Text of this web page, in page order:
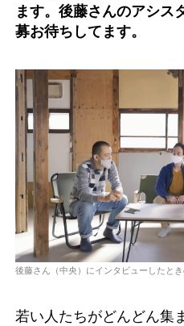
ます。後藤さんのアシス
募お待ちしてます。
後藤さん（中央）にインタビューしたと
若い人たちがどんどん集